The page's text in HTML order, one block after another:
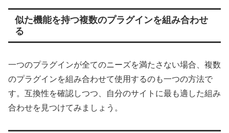
似た機能を持つ複数のプラグインを組み合わせ
る
一つのプラグインが全てのニーズを満たさない場合、複数
のプラグインを組み合わせて使用するのも一つの方法で
す。互換性を確認しつつ、自分のサイトに最も適した組み
合わせを見つけてみましょう。